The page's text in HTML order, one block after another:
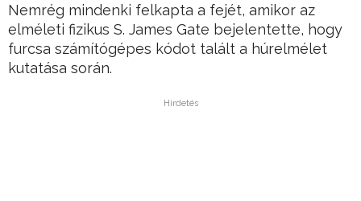
Nemrég mindenki felkapta a fejét, amikor az
elméleti fizikus S. James Gate bejelentette, hogy
furcsa számítógépes kódot talált a húrelmélet
kutatása során.
Hirdetés